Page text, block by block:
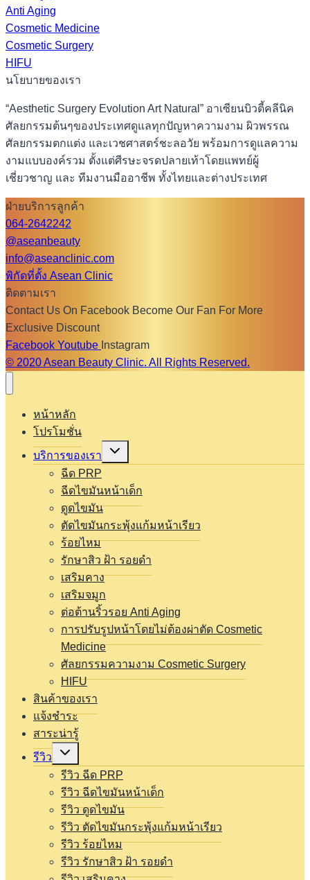
Anti Aging
Cosmetic Medicine
Cosmetic Surgery
HIFU
นโยบายของเรา
“Aesthetic Surgery Evolution Art Natural” อาเซียนบิวตี้คลีนิค
ศัลยกรรมต้นๆของประเทศดูแลทุกปัญหาความงาม ผิวพรรณ
ศัลยกรรมตกแต่ง และเวชศาสตร์ชะลอวัย พร้อมการดูแลความ
งามแบบองค์รวม ตั้งแต่ศีรษะจรดปลายเท้าโดยแพทย์ผู้
เชี่ยวชาญ และ ทีมงานมืออาชีพ ทั้งไทยและต่างประเทศ
ฝ่ายบริการลูกค้า
064-2642242
@aseanbeauty
info@aseanclinic.com
พิกัดที่ตั้ง Asean Clinic
ติดตามเรา
Contact Us On Facebook Become Our Fan For More
Exclusive Discount
Facebook Youtube Instagram
© 2020 Asean Beauty Clinic. All Rights Reserved.
หน้าหลัก
โปรโมชั่น
บริการของเรา
Expand
menu
ฉีด PRP
ฉีดไขมันหน้าเด็ก
ดูดไขมัน
ตัดไขมันกระพุ้งแก้มหน้าเรียว
ร้อยไหม
รักษาสิว ฝ้า รอยดำ
เสริมคาง
เสริมจมูก
ต่อต้านริ้วรอย Anti Aging
การปรับรูปหน้าโดยไม่ต้องผ่าตัด Cosmetic
Medicine
ศัลยกรรมความงาม Cosmetic Surgery
HIFU
สินค้าของเรา
แจ้งชำระ
สาระน่ารู้
รีวิว
Expand
menu
รีวิว ฉีด PRP
รีวิว ฉีดไขมันหน้าเด็ก
รีวิว ดูดไขมัน
รีวิว ตัดไขมันกระพุ้งแก้มหน้าเรียว
รีวิว ร้อยไหม
รีวิว รักษาสิว ฝ้า รอยดำ